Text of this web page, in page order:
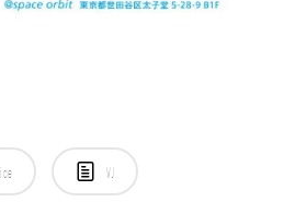
VJ